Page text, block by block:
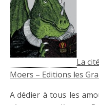
La
Moers – Editions les
A dédier à tous les